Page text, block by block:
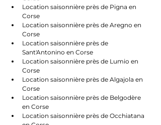
Location saisonnière près de Pigna en
Corse
Location saisonnière près de Aregno en
Corse
Location saisonnière près de
Sant'Antonino en Corse
Location saisonnière près de Lumio en
Corse
Location saisonnière près de Algajola en
Corse
Location saisonnière près de Belgodère
en Corse
Location saisonnière près de Occhiatana